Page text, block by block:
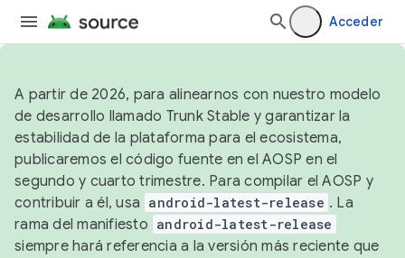
Acceder
A partir de 2026, para alinearnos con nuestro modelo
de desarrollo llamado Trunk Stable y garantizar la
estabilidad de la plataforma para el ecosistema,
publicaremos el código fuente en el AOSP en el
segundo y cuarto trimestre. Para compilar el AOSP y
contribuir a él, usa android-latest-release . La
rama del manifiesto android-latest-release
siempre hará referencia a la versión más reciente que